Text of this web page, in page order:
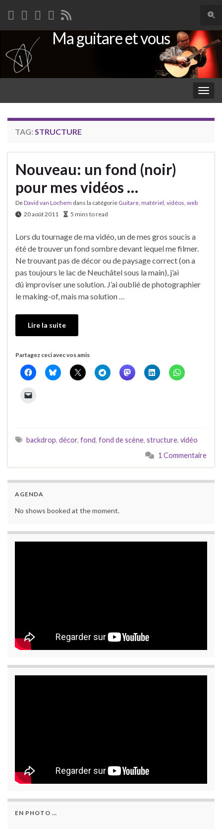
Search for:
Ma guitare et vous
TAG: STRUCTURE
Nouveau: un fond (noir)
pour mes vidéos …
DeDavid van Lochem dans la catégorie Guitare matériel vidéos web
20 août 2011
5 mins to read
Lors du tournage de ma vidéo, un de mes gros soucis a
été de trouver un fond sombre devant lequel me filmer.
Ne trouvant pas de décor ou de paysage correct (on a
pas toujours le lac de Neuchâtel sous la main), j’ai
dû improviser une solution. J’ai oublié de photographier
le making-of, mais ma solution …
Lire la suite
Partagez ceci avec vos amis
backdrop, décor, fond, fond de scène, structure, vidéo
1 Commentaire
AGENDA
No shows booked at the moment.
EN PHOTO …